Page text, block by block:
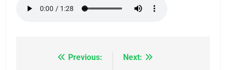
NavigationPrevious:
Next: